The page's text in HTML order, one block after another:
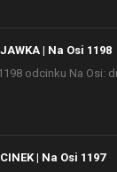
| Na Osi 1198
odcinku Na Osi:
| Na Osi 1197